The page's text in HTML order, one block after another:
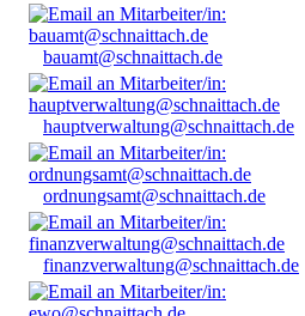
bauamt@schnaittach.de
hauptverwaltung@schnaittach.de
ordnungsamt@schnaittach.de
finanzverwaltung@schnaittach.de